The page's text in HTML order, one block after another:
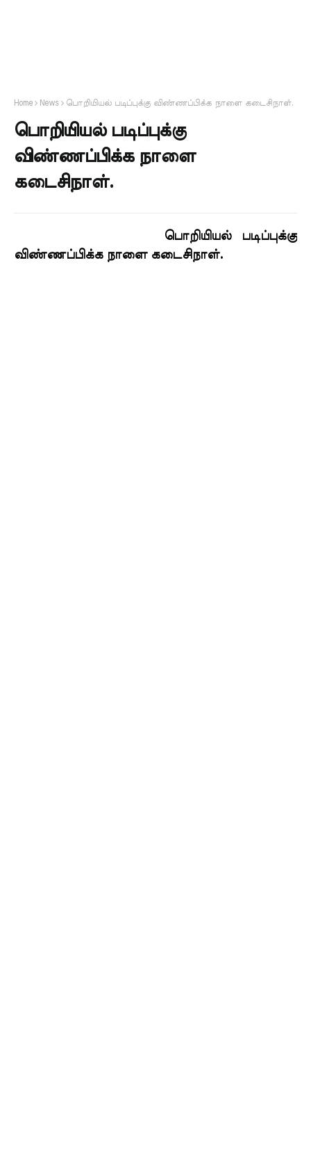
Home News பொறியியல் படிப்புக்கு விண்ணப்பிக்க நாளை கடைசிநாள்.
பொறியியல் படிப்புக்கு
விண்ணப்பிக்க நாளை
கடைசிநாள்.
பொறியியல் படிப்புக்கு
விண்ணப்பிக்க நாளை கடைசிநாள்.